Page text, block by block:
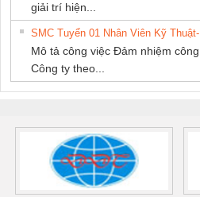
giải trí hiện...
SMC Tuyển 01 Nhân Viên Kỹ Thuật-
Mô tả công việc Đảm nhiệm
Công ty theo...